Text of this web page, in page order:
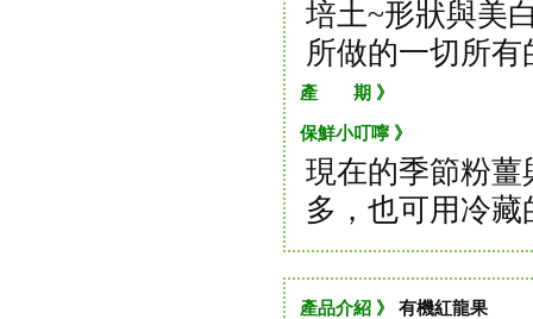
培土~形狀與美
所做的一切所
產 期 》
保鮮小叮嚀 》
現在的季節粉
多，也可用冷
產品介紹 》 有機紅龍果